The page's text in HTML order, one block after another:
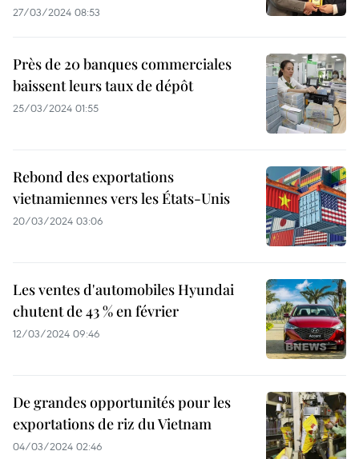
27/03/2024 08:53
Près de 20 banques commerciales
baissent leurs taux de dépôt
25/03/2024 01:55
Rebond des exportations
vietnamiennes vers les États-Unis
20/03/2024 03:06
Les ventes d'automobiles Hyundai
chutent de 43 % en février
12/03/2024 09:46
De grandes opportunités pour les
exportations de riz du Vietnam
04/03/2024 02:46